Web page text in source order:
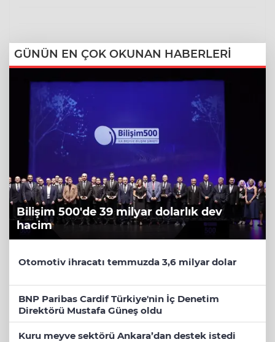
GÜNÜN EN ÇOK OKUNAN HABERLERİ
Bilişim 500'de 39 milyar dolarlık dev
hacim
Otomotiv ihracatı temmuzda 3,6 milyar dolar
BNP Paribas Cardif Türkiye'nin İç Denetim
Direktörü Mustafa Güneş oldu
Kuru meyve sektörü Ankara’dan destek istedi